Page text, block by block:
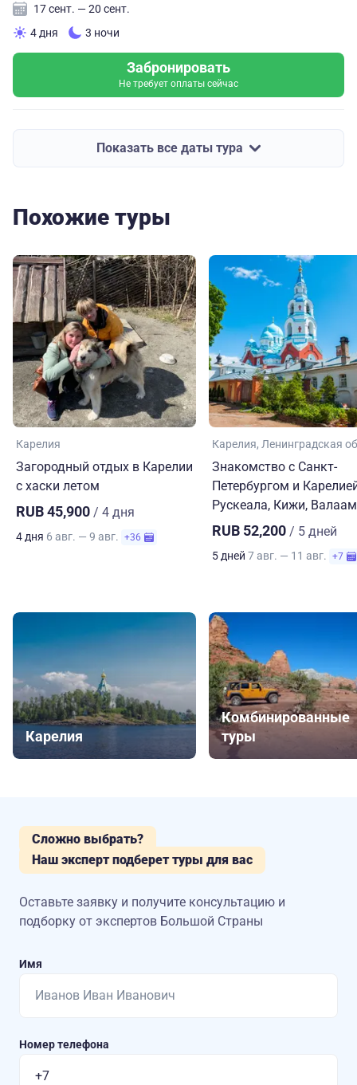
17 сент. — 20 сент.
4 дня
3 ночи
Забронировать
Не требует оплаты сейчас
Показать все даты тура
Похожие туры
Карелия
Загородный отдых в Карелии
с хаски летом
RUB 45,900 / 4 дня
4 дня 6 авг. — 9 авг. +36
Карелия Ленинградская
Знакомство с Санкт-
Петербургом и
Рускеала, Кижи, Валаам
RUB 52,200 / 5 дней
5 дней 7 авг. — 11 авг. +7
Карелия
Комбинированные
туры
Сложно выбрать?
Наш эксперт подберет туры для вас
Оставьте заявку и получите консультацию и
подборку от экспертов Большой Страны
Имя
Номер телефона